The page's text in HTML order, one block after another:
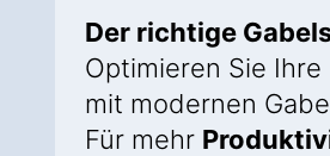
Der richtige
Optimieren Sie Ihre
mit modernen
Für mehr